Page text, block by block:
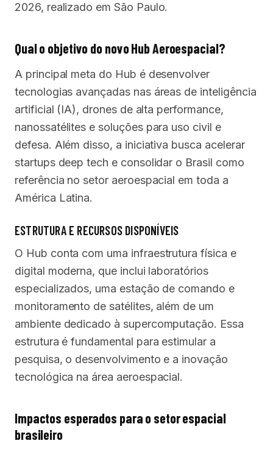
2026, realizado em São Paulo.
Qual o objetivo do novo Hub Aeroespacial?
A principal meta do Hub é desenvolver
tecnologias avançadas nas áreas de inteligência
artificial (IA), drones de alta performance,
nanossatélites e soluções para uso civil e
defesa. Além disso, a iniciativa busca acelerar
startups deep tech e consolidar o Brasil como
referência no setor aeroespacial em toda a
América Latina.
ESTRUTURA E RECURSOS DISPONÍVEIS
O Hub conta com uma infraestrutura física e
digital moderna, que inclui laboratórios
especializados, uma estação de comando e
monitoramento de satélites, além de um
ambiente dedicado à supercomputação. Essa
estrutura é fundamental para estimular a
pesquisa, o desenvolvimento e a inovação
tecnológica na área aeroespacial.
Impactos esperados para o setor espacial
brasileiro